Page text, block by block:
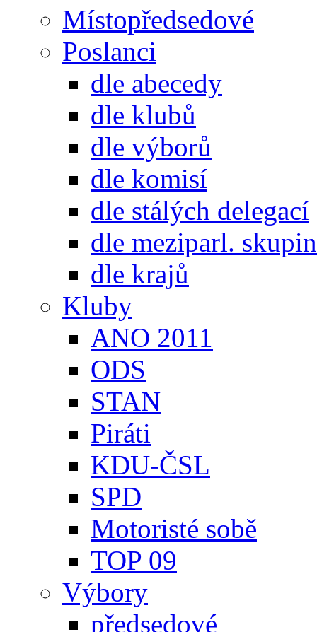
Místopředsedové
Poslanci
dle abecedy
dle klubů
dle výborů
dle komisí
dle stálých delegací
dle meziparl. skupin
dle krajů
Kluby
ANO 2011
ODS
STAN
Piráti
KDU-ČSL
SPD
Motoristé sobě
TOP 09
Výbory
předsedové